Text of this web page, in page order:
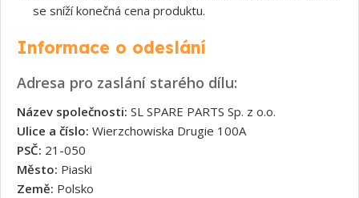
se sníží konečná cena produktu.
Informace o odeslání
Adresa pro zaslání starého dílu:
Název společnosti: SL SPARE PARTS Sp. z o.o.
Ulice a číslo: Wierzchowiska Drugie 100A
PSČ: 21-050
Město: Piaski
Země: Polsko